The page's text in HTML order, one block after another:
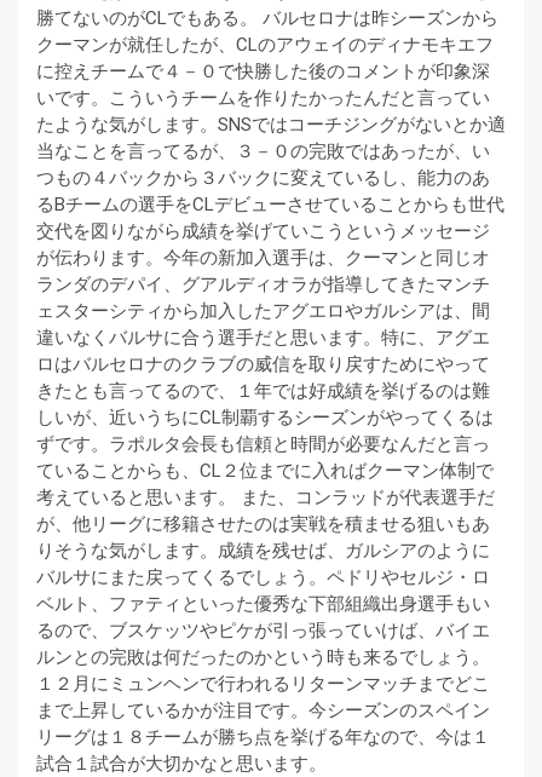
勝てないのがCLでもある。 バルセロナは昨シーズンから
クーマンが就任したが、CLのアウェイのディナモキエフ
に控えチームで４－０で快勝した後のコメントが印象深
いです。こういうチームを作りたかったんだと言ってい
たような気がします。SNSではコーチジングがないとか適
当なことを言ってるが、３－０の完敗ではあったが、い
つもの４バックから３バックに変えているし、能力のあ
るBチームの選手をCLデビューさせていることからも世代
交代を図りながら成績を挙げていこうというメッセージ
が伝わります。今年の新加入選手は、クーマンと同じオ
ランダのデパイ、グアルディオラが指導してきたマンチ
ェスターシティから加入したアグエロやガルシアは、間
違いなくバルサに合う選手だと思います。特に、アグエ
ロはバルセロナのクラブの威信を取り戻すためにやって
きたとも言ってるので、１年では好成績を挙げるのは難
しいが、近いうちにCL制覇するシーズンがやってくるは
ずです。ラポルタ会長も信頼と時間が必要なんだと言っ
ていることからも、CL２位までに入ればクーマン体制で
考えていると思います。 また、コンラッドが代表選手だ
が、他リーグに移籍させたのは実戦を積ませる狙いもあ
りそうな気がします。成績を残せば、ガルシアのように
バルサにまた戻ってくるでしょう。ペドリやセルジ・ロ
ベルト、ファティといった優秀な下部組織出身選手もい
るので、ブスケッツやピケが引っ張っていけば、バイエ
ルンとの完敗は何だったのかという時も来るでしょう。
１２月にミュンヘンで行われるリターンマッチまでどこ
まで上昇しているかが注目です。今シーズンのスペイン
リーグは１８チームが勝ち点を挙げる年なので、今は１
試合１試合が大切かなと思います。